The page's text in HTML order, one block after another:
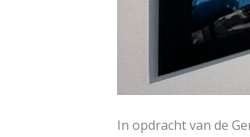
In opdracht van de